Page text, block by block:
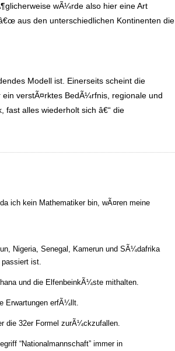
wÃ¼rde also hier eine Art
aus den unterschiedlichen Kontinenten die
Modell ist. Einerseits scheint die
verstÃ¤rktes BedÃ¼rfnis, regionale und
fast alles wiederholt sich â€“ die
ich kein Mathematiker bin, wÃ¤ren meine
Nigeria, Senegal, Kamerun und SÃ¼dafrika
ist.
und die ElfenbeinkÃ¼ste mithalten.
Erwartungen erfÃ¼llt.
die 32er Formel zurÃ¼ckzufallen.
“Nationalmannschaft” immer in